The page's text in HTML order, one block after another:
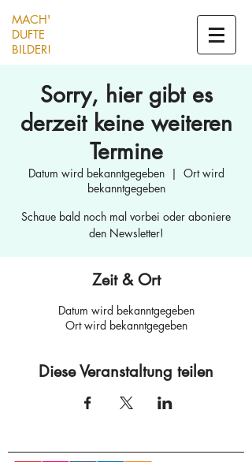
MACH'
DUFTE
BILDER!
Sorry, hier gibt es
derzeit keine weiteren
Termine
Datum wird bekanntgegeben
  |
Ort wird
bekanntgegeben
Schaue bald noch mal vorbei oder aboniere
den Newsletter!
Zeit & Ort
Datum wird bekanntgegeben
Ort wird bekanntgegeben
Diese Veranstaltung teilen